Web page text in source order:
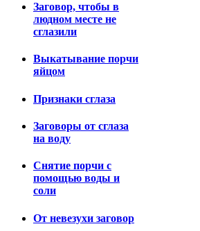
Заговор, чтобы в
людном месте не
сглазили
Выкатывание порчи
яйцом
Признаки сглаза
Заговоры от сглаза
на воду
Снятие порчи с
помощью воды и
соли
От невезухи заговор